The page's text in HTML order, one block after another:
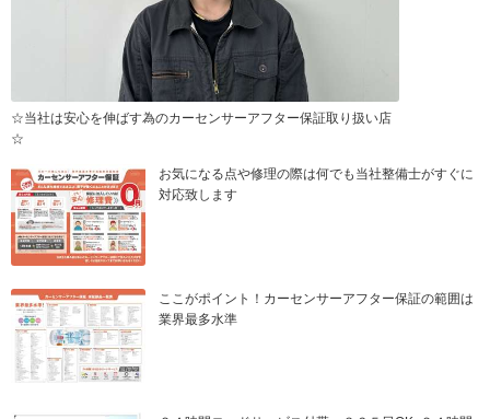
☆当社は安心を伸ばす為のカーセンサーアフター保証取り扱い店
☆
お気になる点や修理の際は何でも当社整備士がすぐに
対応致します
ここがポイント！カーセンサーアフター保証の範囲は
業界最多水準